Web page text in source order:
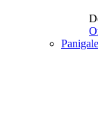
Panigale